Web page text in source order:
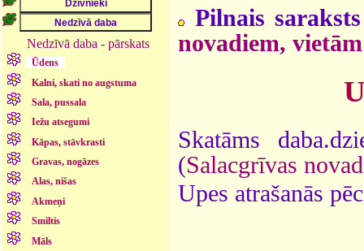
Nedzīvā daba - pārskats
Ūdens
Kalni, skati no augstuma
Sala, pussala
Iežu atsegumi
Kāpas, stāvkrasti
Gravas, nogāzes
Alas, nišas
Akmeņi
Smiltis
Māls
Pilnais
novadiem, vietām
Skatāms
(Salacgrīvas
Upes atrašanās